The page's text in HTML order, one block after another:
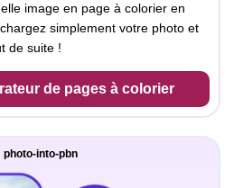
image en page à colorier en
simplement votre photo et
de suite !
de pages à colorier
photo-into-pbn